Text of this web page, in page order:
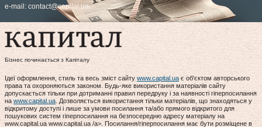
e-mail: contact@capital.ua
Бізнес починається з Капіталу
Ідеї оформлення, стиль та весь зміст сайту www.capital.ua є об'єктом авторського
права та охороняються законом. Будь-яке використання матеріалів сайту
допускається тільки при дотриманні правил передруку і за наявності гіперпосилання
наwww.capital.ua. Дозволяється використання тільки матеріалів, що знаходяться у
відкритому доступі і лише за умови посилання та/або прямого відкритого для
пошукових систем гіперпосилання на безпосередню адресу матеріалу на
www.capital.ua www.capital.ua /a>. Посилання/гіперпосилання має бути розміщене в